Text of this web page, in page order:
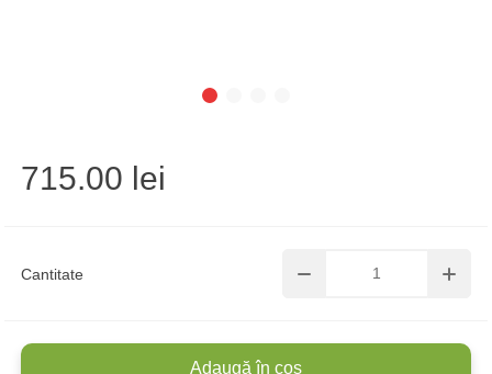
Cantitate
715.00 lei
Adaugă în coș